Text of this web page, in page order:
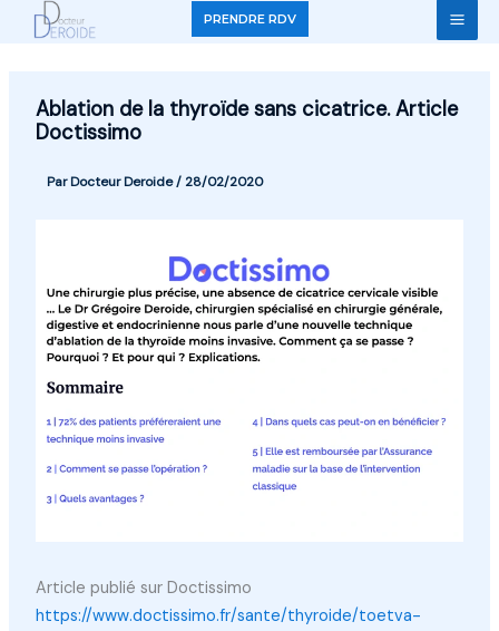
PRENDRE RDV
Ablation de la thyroïde sans cicatrice. Article
Doctissimo
ParDocteur Deroide/ 28/02/2020
Article publié sur Doctissimo
https://www.doctissimo.fr/sante/thyroide/toetva-